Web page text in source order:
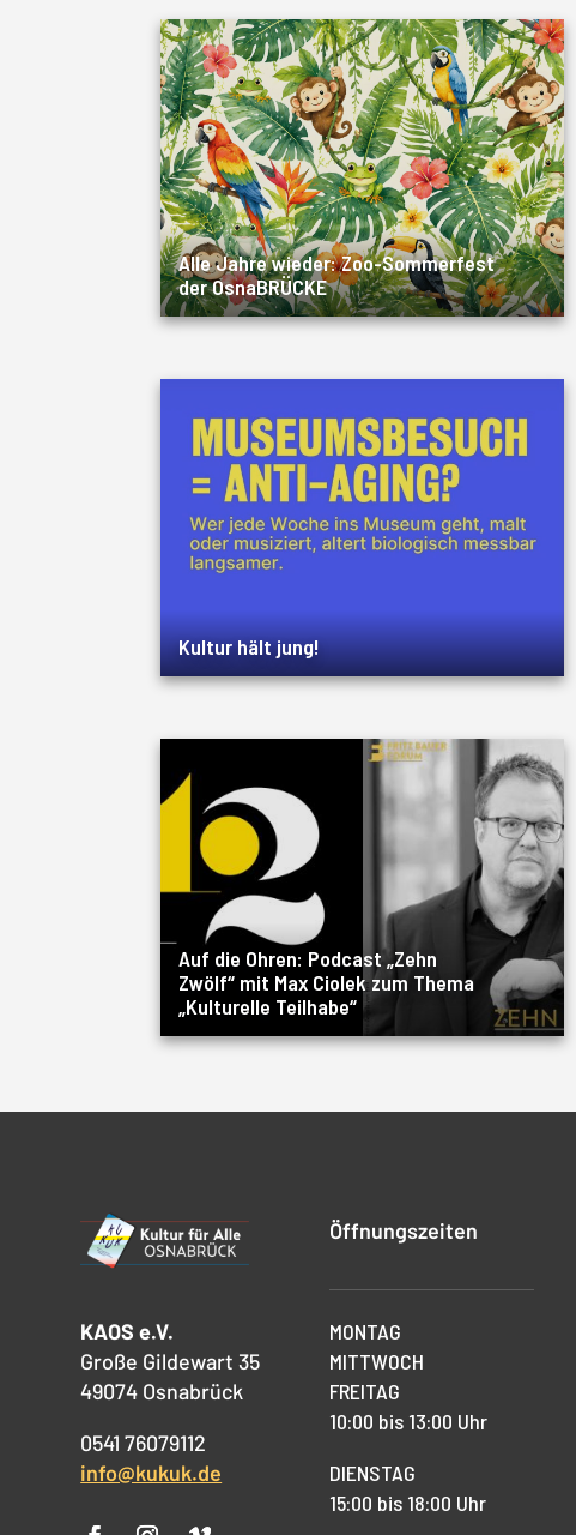
Alle Jahre wieder: Zoo-Sommerfest
der OsnaBRÜCKE
Kultur hält jung!
Auf die Ohren: Podcast „Zehn
Zwölf“ mit Max Ciolek zum Thema
„Kulturelle Teilhabe“
KAOS e.V.
Große Gildewart 35
49074 Osnabrück
0541 76079112
info@kukuk.de
Öffnungszeiten
MONTAG
MITTWOCH
FREITAG
10:00 bis 13:00 Uhr
DIENSTAG
15:00 bis 18:00 Uhr